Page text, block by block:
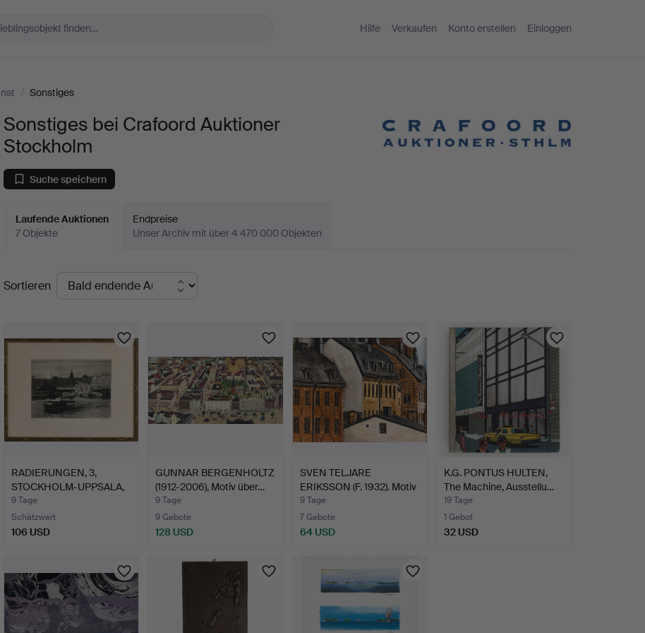
Hilfe Verkaufen Konto erstellen Einloggen
/ Sonstiges
Sonstiges bei Crafoord Auktioner
Stockholm
Suche speichern
Laufende Auktionen
7 Objekte
Endpreise
Unser Archiv mit über 4 470 000 Objekten
Laufende
Auktionen
Sortieren
RADIERUNGEN, 3,
STOCKHOLM-UPPSALA,
HARALD …
9 Tage
Schätzwert
106 USD
GUNNAR BERGENHOLTZ
(1912-2006), Motiv über…
9 Tage
9 Gebote
128 USD
SVEN TELJARE
ERIKSSON (F. 1932). Motiv
frå…
9 Tage
7 Gebote
64 USD
K.G. PONTUS HULTEN,
The Machine, Ausstellu…
19 Tage
1 Gebot
32 USD